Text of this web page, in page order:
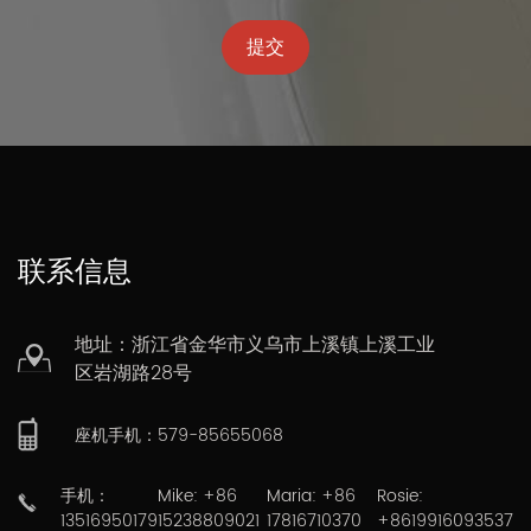
提交
联系信息
地址：浙江省金华市义乌市上溪镇上溪工业
区岩湖路28号
座机手机：579-85655068
手机：
13516950179
Mike: +86
15238809021
Maria: +86
17816710370
Rosie:
+8619916093537